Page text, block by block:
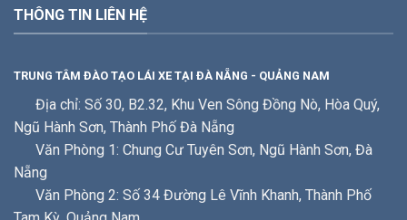
THÔNG TIN LIÊN HỆ
TRUNG TÂM ĐÀO TẠO LÁI XE TẠI ĐÀ NẴNG - QUẢNG NAM
Địa chỉ: Số 30, B2.32, Khu Ven Sông Đồng Nò, Hòa Quý,
Ngũ Hành Sơn, Thành Phố Đà Nẵng
Văn Phòng 1: Chung Cư Tuyên Sơn, Ngũ Hành Sơn, Đà
Nẵng
Văn Phòng 2: Số 34 Đường Lê Vĩnh Khanh, Thành Phố